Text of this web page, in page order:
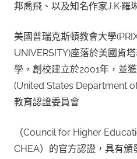
邦喬飛、以及知名作家J.K·羅
美國普瑞克斯頓教會大學
UNIVERSITY)座落於美國肯
學，創校建立於2001年，並
(United States Department
教育認證委員會
（Council for Higher
CHEA）的官方認證，具有